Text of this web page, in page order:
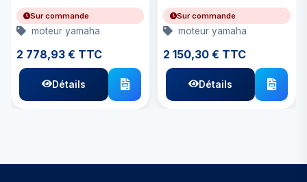
Sur commande
moteur yamaha
2 778,93 € TTC
Détails
Sur commande
moteur yamaha
2 150,30 € TTC
Détails